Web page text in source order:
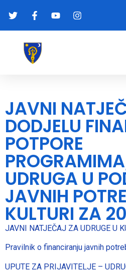
JAVNI
DODJELU
POTPORE
UDRUGA U
JAVNIH
KULTURI ZA
JAVNI NATJEČAJ ZA UDRUGE U
Pravilnik o financiranju javnih
UPUTE ZA PRIJAVITELJE –